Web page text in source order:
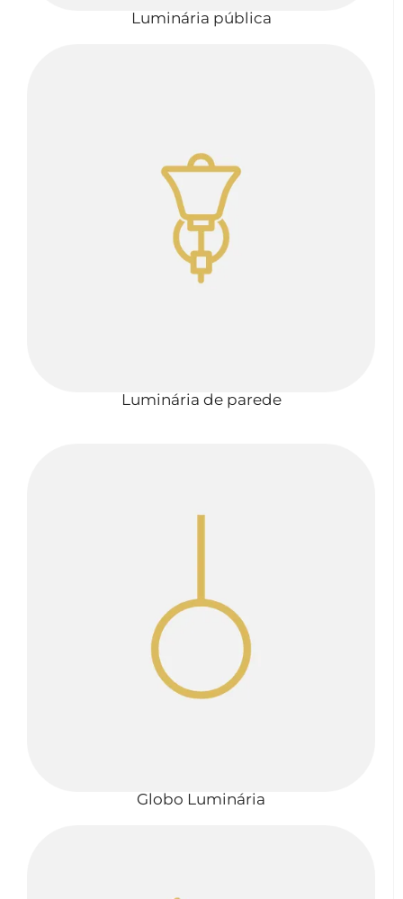
Luminária pública
Luminária de parede
Globo Luminária